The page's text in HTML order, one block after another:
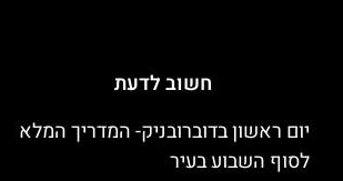
חשוב לדעת
יום ראשון בדוברובניק- המדריך המלא
לסוף השבוע בעיר